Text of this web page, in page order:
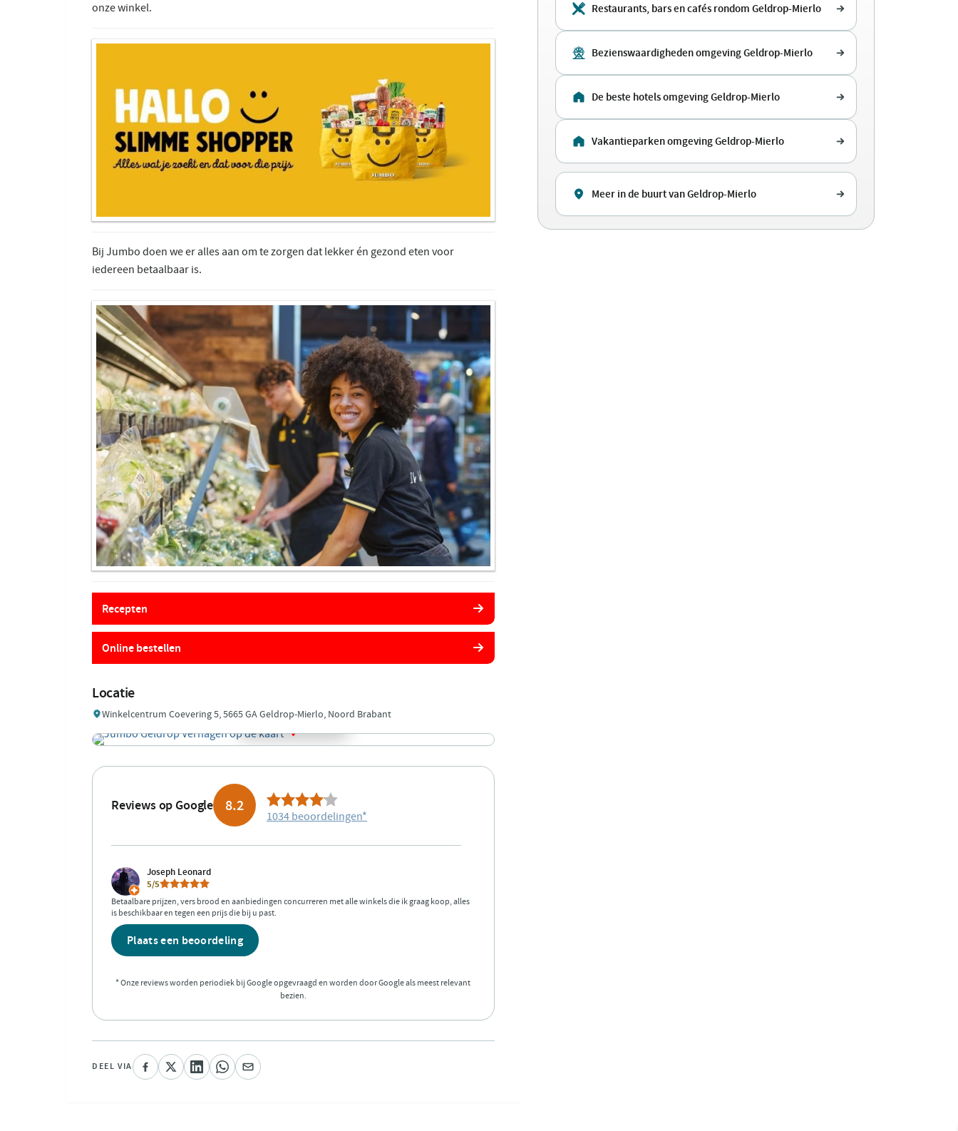
onze winkel.
Bij Jumbo doen we er alles aan om te zorgen dat lekker én gezond eten voor
iedereen betaalbaar is.
Recepten
Online bestellen
Locatie
Winkelcentrum Coevering 5, 5665 GA Geldrop-Mierlo, Noord Brabant
Reviews op Google 8.2
1034 beoordelingen*
Joseph Leonard
5/5
Betaalbare prijzen, vers brood en aanbiedingen concurreren met alle winkels die ik graag koop, alles
is beschikbaar en tegen een prijs die bij u past.
Plaats een beoordeling
* Onze reviews worden periodiek bij Google opgevraagd en worden door Google als meest relevant
bezien.
DEEL VIA
Restaurants, bars en cafés rondom Geldrop-Mierlo
Bezienswaardigheden omgeving Geldrop-Mierlo
De beste hotels omgeving Geldrop-Mierlo
Vakantieparken omgeving Geldrop-Mierlo
Meer in de buurt van Geldrop-Mierlo